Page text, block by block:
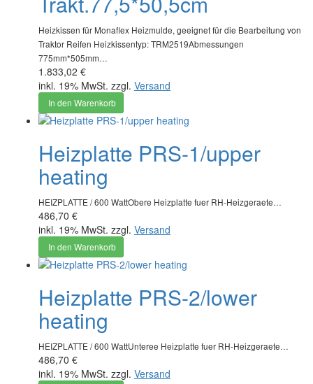
Heizkissen für Monaflex Heizmulde, geeignet für die Bearbeitung von
Traktor Reifen Heizkissentyp: TRM2519Abmessungen
775mm*505mm…
1.833,02 €
inkl. 19% MwSt. zzgl. Versand
In den Warenkorb
Heizplatte PRS-1/upper
heating
HEIZPLATTE / 600 WattObere Heizplatte fuer RH-Heizgeraete…
486,70 €
inkl. 19% MwSt. zzgl. Versand
In den Warenkorb
Heizplatte PRS-2/lower
heating
HEIZPLATTE / 600 WattUnteree Heizplatte fuer RH-Heizgeraete…
486,70 €
inkl. 19% MwSt. zzgl. Versand